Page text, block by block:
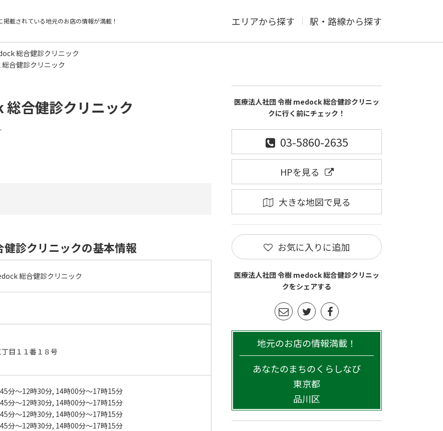
掲載されている地元のお店の情報が満載！ エリアから探す 駅・路線から探す
総合健診クリニック
合健診クリニック
合健診クリニック
診クリニックの基本情報
総合健診クリニック
目１１番１８号
分～12時30分, 14時00分～17時15分
分～12時30分, 14時00分～17時15分
分～12時30分, 14時00分～17時15分
分～12時30分, 14時00分～17時15分
医療法人社団 令樹 medock 総合健診クリニッ
クに行く前にチェック！
03-5860-2635
HPを見る
大きな地図で見る
お気に入りに追加
医療法人社団 令樹 medock 総合健診クリニッ
クをシェアする
地元のお店の情報満載！
あなたのまちのくらしなび
東京都
品川区